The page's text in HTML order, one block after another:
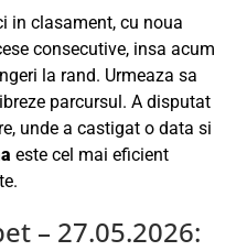
in clasament, cu noua
consecutive, insa acum
la rand. Urmeaza sa
parcursul. A disputat
unde a castigat o data si
este cel mai eficient
– 27.05.2026: